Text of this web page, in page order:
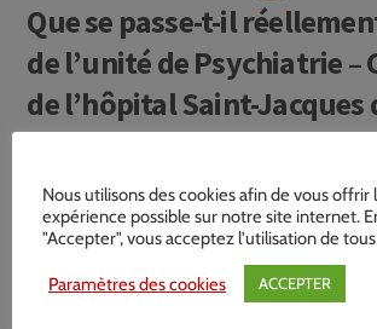
Que se passe-t-il
de l’unité de Psychiatrie –
de l’hôpital Saint-Jacques
?
Nous utilisons des cookies afin de vous offrir
expérience possible sur notre site internet.
"Accepter", vous acceptez l'utilisation de
Paramètres des cookies ACCEPTER